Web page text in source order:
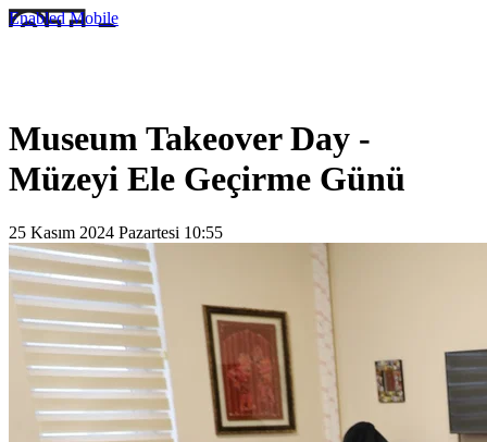
EnabledMobile
Museum Takeover Day -
Müzeyi Ele Geçirme Günü
25 Kasım 2024 Pazartesi 10:55